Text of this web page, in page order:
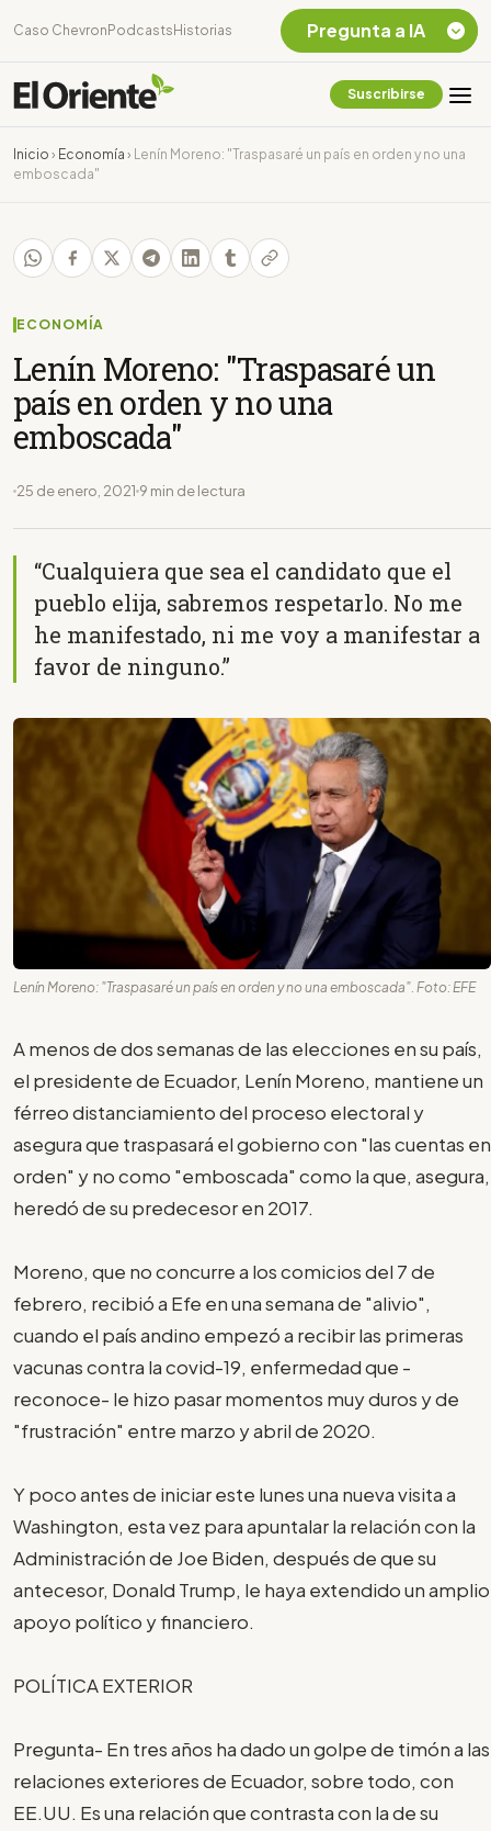
Caso Chevron Podcasts Historias
Suscribirse
Inicio › Economía ›
Lenín Moreno: "Traspasaré un país en orden y no una
emboscada"
ECONOMÍA
Lenín Moreno: "Traspasaré un
país en orden y no una
emboscada"
25 de enero, 2021 9 min de lectura
“Cualquiera que sea el candidato que el
pueblo elija, sabremos respetarlo. No me
he manifestado, ni me voy a manifestar a
favor de ninguno.”
Lenín Moreno: "Traspasaré un país en orden y no una emboscada". Foto: EFE
A menos de dos semanas de las elecciones en su país,
el presidente de Ecuador, Lenín Moreno, mantiene un
férreo distanciamiento del proceso electoral y
asegura que traspasará el gobierno con "las cuentas en
orden" y no como "emboscada" como la que, asegura,
heredó de su predecesor en 2017.
Moreno, que no concurre a los comicios del 7 de
febrero, recibió a Efe en una semana de "alivio",
cuando el país andino empezó a recibir las primeras
vacunas contra la covid-19, enfermedad que -
reconoce- le hizo pasar momentos muy duros y de
"frustración" entre marzo y abril de 2020.
Y poco antes de iniciar este lunes una nueva visita a
Washington, esta vez para apuntalar la relación con la
Administración de Joe Biden, después de que su
antecesor, Donald Trump, le haya extendido un amplio
apoyo político y financiero.
POLÍTICA EXTERIOR
Pregunta- En tres años ha dado un golpe de timón a las
relaciones exteriores de Ecuador, sobre todo, con
EE.UU. Es una relación que contrasta con la de su
Pregunta a IA
Chevron Ecuador